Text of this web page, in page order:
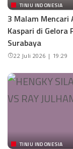
TINJU INDONESIA
3 Malam Mencari
Kaspari di Gelora
Surabaya
22 Juli 2026 | 19:29
TINJU INDONESIA